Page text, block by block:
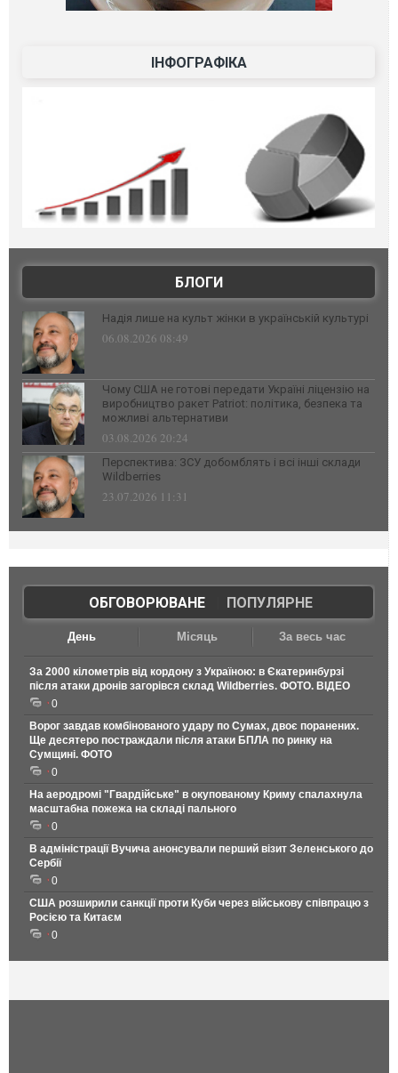
ІНФОГРАФІКА
БЛОГИ
Надія лише на культ жінки в українській культурі
06.08.2026 08:49
Чому США не готові передати Україні ліцензію на
виробництво ракет Patriot: політика, безпека та
можливі альтернативи
03.08.2026 20:24
Перспектива: ЗСУ добомблять і всі інші склади
Wildberries
23.07.2026 11:31
ОБГОВОРЮВАНЕ| ПОПУЛЯРНЕ
День Місяць За весь час
За 2000 кілометрів від кордону з Україною: в Єкатеринбурзі
після атаки дронів загорівся склад Wildberries. ФОТО. ВІДЕО
0
Ворог завдав комбінованого удару по Сумах, двоє поранених.
Ще десятеро постраждали після атаки БПЛА по ринку на
Сумщині. ФОТО
0
На аеродромі "Гвардійське" в окупованому Криму спалахнула
масштабна пожежа на складі пального
0
В адміністрації Вучича анонсували перший візит Зеленського до
Сербії
0
США розширили санкції проти Куби через військову співпрацю з
Росією та Китаєм
0